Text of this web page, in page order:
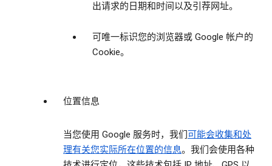
出请求的日期和时间以及引荐网址。
可唯一标识您的浏览器或 Google 帐户的
Cookie。
位置信息
当您使用 Google 服务时，我们可能会收集和处
理有关您实际所在位置的信息。我们会使用各种